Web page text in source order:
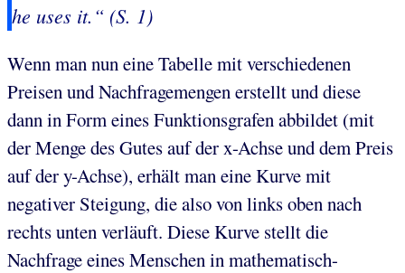
he uses it.“ (S. 1)
Wenn man nun eine Tabelle mit verschiedenen
Preisen und Nachfragemengen erstellt und diese
dann in Form eines Funktionsgrafen abbildet (mit
der Menge des Gutes auf der x-Achse und dem Preis
auf der y-Achse), erhält man eine Kurve mit
negativer Steigung, die also von links oben nach
rechts unten verläuft. Diese Kurve stellt die
Nachfrage eines Menschen in mathematisch-